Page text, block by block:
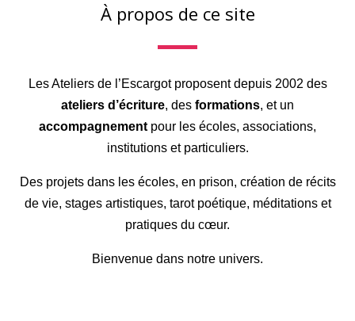
À propos de ce site
Les Ateliers de l’Escargot proposent depuis 2002 des
ateliers d’écriture, des formations, et un
accompagnement pour les écoles, associations,
institutions et particuliers.
Des projets dans les écoles, en prison, création de récits
de vie, stages artistiques, tarot poétique, méditations et
pratiques du cœur.
Bienvenue dans notre univers.